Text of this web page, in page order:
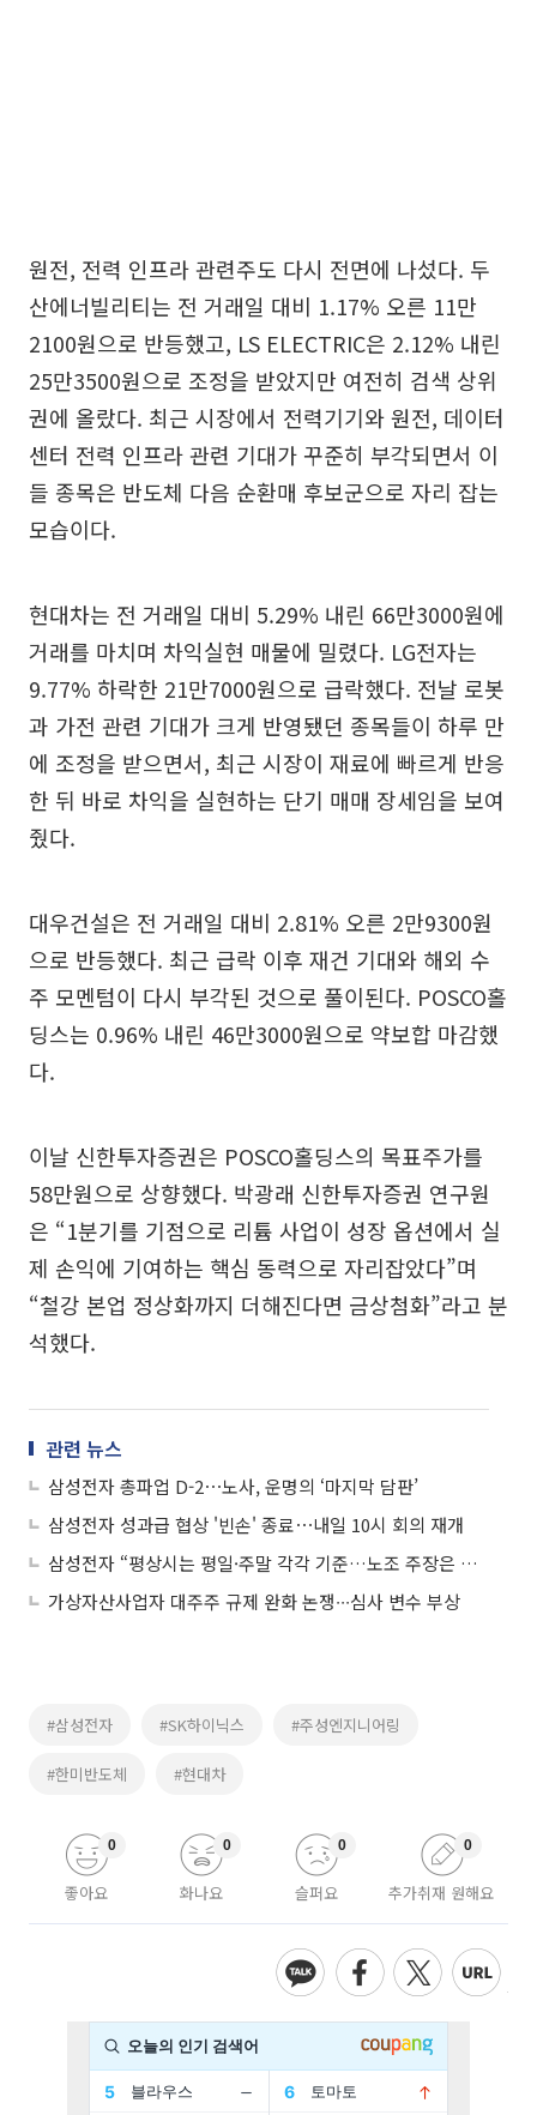
원전, 전력 인프라 관련주도 다시 전면에 나섰다. 두
산에너빌리티는 전 거래일 대비 1.17% 오른 11만
2100원으로 반등했고, LS ELECTRIC은 2.12% 내린
25만3500원으로 조정을 받았지만 여전히 검색 상위
권에 올랐다. 최근 시장에서 전력기기와 원전, 데이터
센터 전력 인프라 관련 기대가 꾸준히 부각되면서 이
들 종목은 반도체 다음 순환매 후보군으로 자리 잡는
모습이다.
현대차는 전 거래일 대비 5.29% 내린 66만3000원에
거래를 마치며 차익실현 매물에 밀렸다. LG전자는
9.77% 하락한 21만7000원으로 급락했다. 전날 로봇
과 가전 관련 기대가 크게 반영됐던 종목들이 하루 만
에 조정을 받으면서, 최근 시장이 재료에 빠르게 반응
한 뒤 바로 차익을 실현하는 단기 매매 장세임을 보여
줬다.
대우건설은 전 거래일 대비 2.81% 오른 2만9300원
으로 반등했다. 최근 급락 이후 재건 기대와 해외 수
주 모멘텀이 다시 부각된 것으로 풀이된다. POSCO홀
딩스는 0.96% 내린 46만3000원으로 약보합 마감했
다.
이날 신한투자증권은 POSCO홀딩스의 목표주가를
58만원으로 상향했다. 박광래 신한투자증권 연구원
은 “1분기를 기점으로 리튬 사업이 성장 옵션에서 실
제 손익에 기여하는 핵심 동력으로 자리잡았다”며
“철강 본업 정상화까지 더해진다면 금상첨화”라고 분
석했다.
관련 뉴스
삼성전자 총파업 D-2⋯노사, 운명의 ‘마지막 담판’
삼성전자 성과급 협상 '빈손' 종료⋯내일 10시 회의 재개
삼성전자 “평상시는 평일·주말 각각 기준…노조 주장은 법원 결정 호도”
가상자산사업자 대주주 규제 완화 논쟁∙∙∙심사 변수 부상
#삼성전자 #SK하이닉스 #주성엔지니어링
#한미반도체 #현대차
좋아요
0
화나요
0
슬퍼요
0
추가취재 원해요
0